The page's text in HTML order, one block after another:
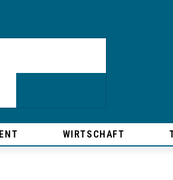
WIRTSCHAFT